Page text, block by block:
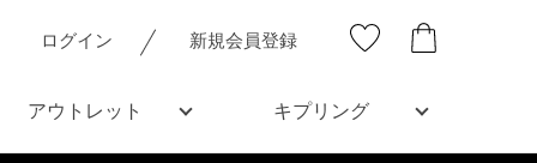
ログイン 新規会員登録
アウトレット キプリング